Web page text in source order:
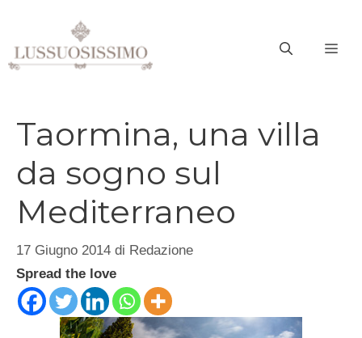
contenuto
Taormina, una villa
da sogno sul
Mediterraneo
17 Giugno 2014 di Redazione
Spread the love